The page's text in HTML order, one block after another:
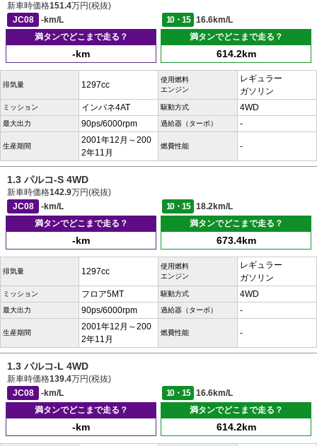
新車時価格151.4万円(税抜)
JC08
-km/L 10・15
16.6km/L
満タンでどこまで走る？
-km
満タンでどこまで走る？
614.2km
排気量 1297cc
使用燃料
エンジン
レギュラー
ガソリン
ミッション インパネ4AT 駆動方式 4WD
最大出力 90ps/6000rpm 過給器（ターボ） -
生産期間
2001年12月～200
2年11月
燃費性能 -
1.3 パルコ-S 4WD
新車時価格142.9万円(税抜)
JC08
-km/L 10・15
18.2km/L
満タンでどこまで走る？
-km
満タンでどこまで走る？
673.4km
排気量 1297cc
使用燃料
エンジン
レギュラー
ガソリン
ミッション フロア5MT 駆動方式 4WD
最大出力 90ps/6000rpm 過給器（ターボ） -
生産期間
2001年12月～200
2年11月
燃費性能 -
1.3 パルコ-L 4WD
新車時価格139.4万円(税抜)
JC08
-km/L 10・15
16.6km/L
満タンでどこまで走る？
-km
満タンでどこまで走る？
614.2km